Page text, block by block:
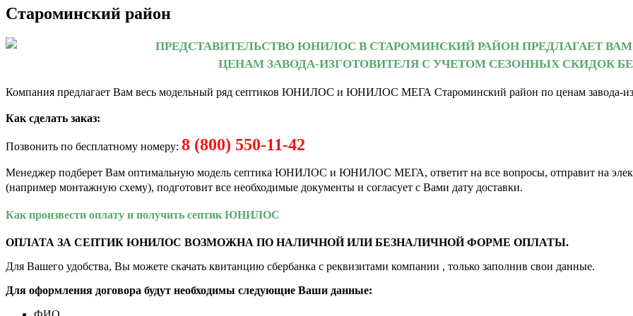
Староминский район
ПРЕДСТАВИТЕЛЬСТВО ЮНИЛОС В СТАРОМИНСКИЙ РАЙОН ПРЕДЛАГАЕТ
ЦЕНАМ ЗАВОДА-ИЗГОТОВИТЕЛЯ С УЧЕТОМ СЕЗОННЫХ СКИДОК
Компания предлагает Вам весь модельный ряд септиков ЮНИЛОС и ЮНИЛОС МЕГА Староминский район по ценам завода-
Как сделать заказ:
Позвонить по бесплатному номеру: 8 (800) 550-11-42
Менеджер подберет Вам оптимальную модель септика ЮНИЛОС и ЮНИЛОС МЕГА, ответит на все вопросы, отправит на
(например монтажную схему), подготовит все необходимые документы и согласует с Вами дату доставки.
Как произвеcти оплату и получить септик ЮНИЛОС
ОПЛАТА ЗА СЕПТИК ЮНИЛОС ВОЗМОЖНА ПО НАЛИЧНОЙ ИЛИ БЕЗНАЛИЧНОЙ ФОРМЕ ОПЛАТЫ.
Для Вашего удобства, Вы можете скачать квитанцию сбербанка с реквизитами компании , только заполнив свои данные.
Для оформления договора будут необходимы следующие Ваши данные: